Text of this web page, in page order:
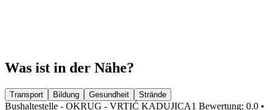
Was ist in der Nähe?
Transport Bildung Gesundheit Strände
Bushaltestelle - OKRUG - VRTIĆ KADUJICA1 Bewertung: 0.0 •